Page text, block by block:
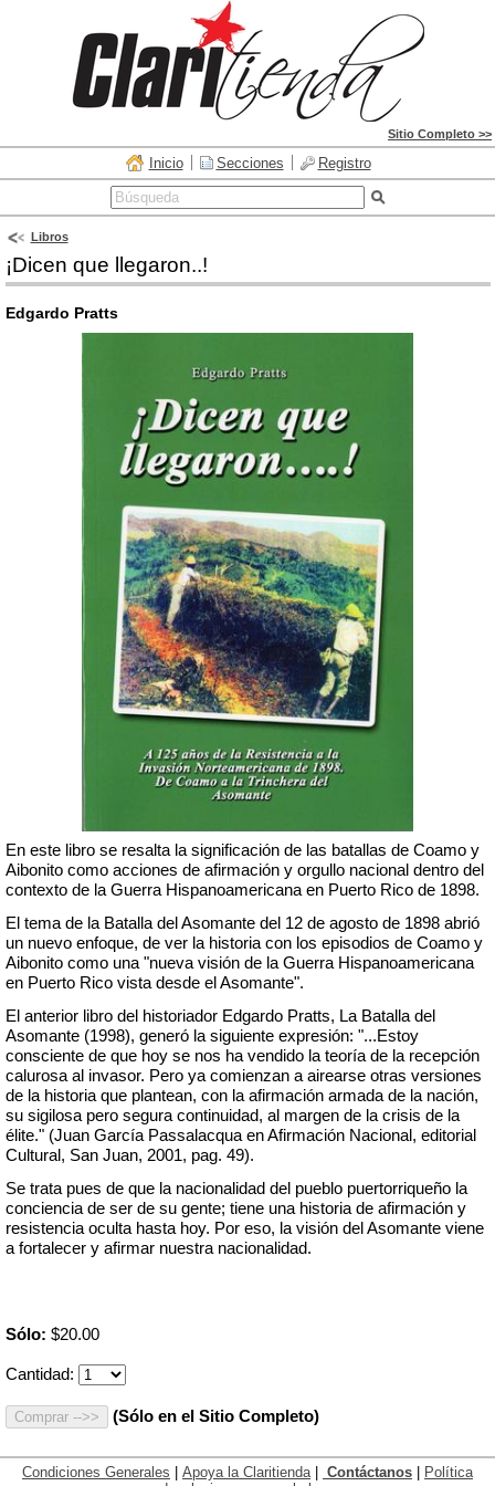
Sitio Completo >>
Inicio Secciones Registro
Libros
¡Dicen que llegaron..!
Edgardo Pratts
En este libro se resalta la significación de las batallas de Coamo y
Aibonito como acciones de afirmación y orgullo nacional dentro del
contexto de la Guerra Hispanoamericana en Puerto Rico de 1898.
El tema de la Batalla del Asomante del 12 de agosto de 1898 abrió
un nuevo enfoque, de ver la historia con los episodios de Coamo y
Aibonito como una "nueva visión de la Guerra Hispanoamericana
en Puerto Rico vista desde el Asomante".
El anterior libro del historiador Edgardo Pratts, La Batalla del
Asomante (1998), generó la siguiente expresión: "...Estoy
consciente de que hoy se nos ha vendido la teoría de la recepción
calurosa al invasor. Pero ya comienzan a airearse otras versiones
de la historia que plantean, con la afirmación armada de la nación,
su sigilosa pero segura continuidad, al margen de la crisis de la
élite." (Juan García Passalacqua en Afirmación Nacional, editorial
Cultural, San Juan, 2001, pag. 49).
Se trata pues de que la nacionalidad del pueblo puertorriqueño la
conciencia de ser de su gente; tiene una historia de afirmación y
resistencia oculta hasta hoy. Por eso, la visión del Asomante viene
a fortalecer y afirmar nuestra nacionalidad.
Sólo: $20.00
Cantidad:
(Sólo en el Sitio Completo)
Condiciones Generales Apoya la Claritienda| Contáctanos
Política